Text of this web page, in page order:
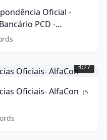
Oficial -
PCD -
4:27
Oficiais- AlfaCon (5